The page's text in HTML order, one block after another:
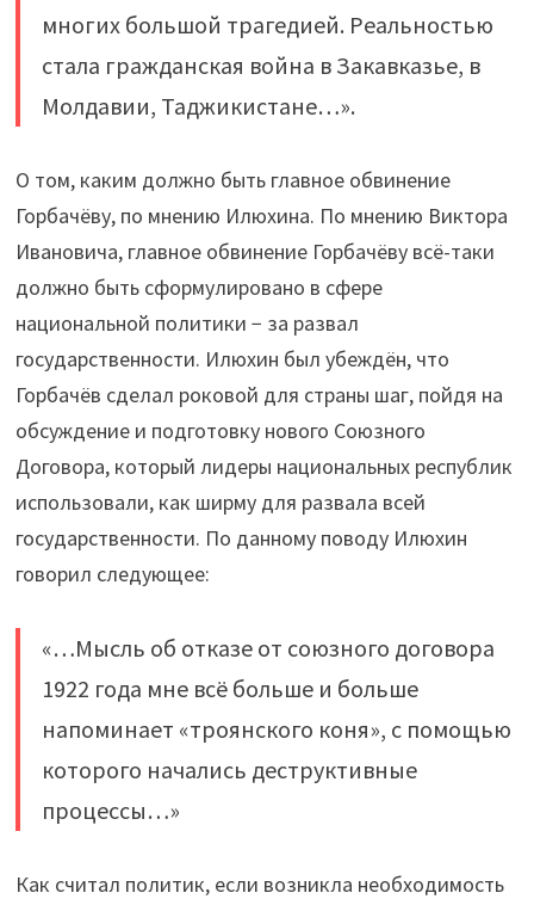
многих большой трагедией. Реальностью
стала гражданская война в Закавказье, в
Молдавии, Таджикистане…».
О том, каким должно быть главное обвинение
Горбачёву, по мнению Илюхина. По мнению Виктора
Ивановича, главное обвинение Горбачёву всё-таки
должно быть сформулировано в сфере
национальной политики − за развал
государственности. Илюхин был убеждён, что
Горбачёв сделал роковой для страны шаг, пойдя на
обсуждение и подготовку нового Союзного
Договора, который лидеры национальных республик
использовали, как ширму для развала всей
государственности. По данному поводу Илюхин
говорил следующее:
«…Мысль об отказе от союзного договора
1922 года мне всё больше и больше
напоминает «троянского коня», с помощью
которого начались деструктивные
процессы…»
Как считал политик, если возникла необходимость